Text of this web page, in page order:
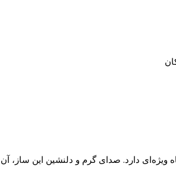
دارد. صدای گرم و دلنشین این ساز،